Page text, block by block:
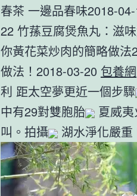
春茶 一邊品春味2018-
22 竹蓀豆腐煲魚丸：滋
你黃花菜炒肉的簡略做
做法！2018-03-20 包養網
利 距太空夢更近一個步驟
中有29對雙胞胎
夏威
叫。拍攝
湖水淨化嚴